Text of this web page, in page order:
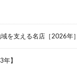
を支える名店［2026年］
】